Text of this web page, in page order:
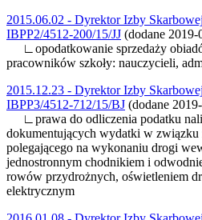
2015.06.02 - Dyrektor Izby
IBPP2/4512-200/15/JJ (dodane 2019-
∟opodatkowanie sprzedaży
pracowników szkoły: nauczycieli,
2015.12.23 - Dyrektor Izby
IBPP3/4512-712/15/BJ (dodane
∟prawa do odliczenia podatku
dokumentujących wydatki w związku
polegającego na wykonaniu drogi
jednostronnym chodnikiem i
rowów przydrożnych, oświetleniem
elektrycznym